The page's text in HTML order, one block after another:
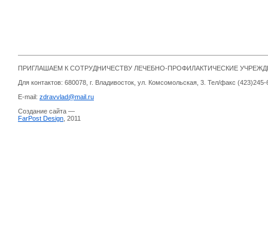
ПРИГЛАШАЕМ К СОТРУДНИЧЕСТВУ ЛЕЧЕБНО-ПРОФИЛАКТИЧЕСКИЕ
Для контактов: 680078, г. Владивосток, ул. Комсомольская, 3. Тел/факс
E-mail: zdravvlad@mail.ru
Создание сайта —
FarPost Design , 2011